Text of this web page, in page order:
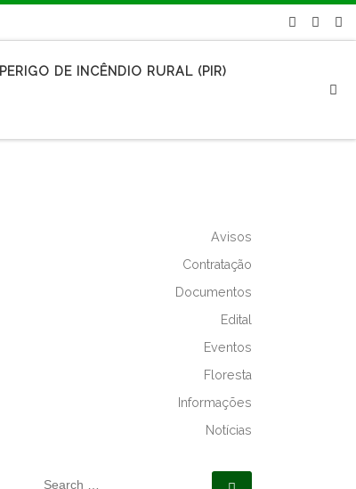
PERIGO DE INCÊNDIO RURAL (PIR)
Avisos
Contratação
Documentos
Edital
Eventos
Floresta
Informações
Notícias
SEARCH